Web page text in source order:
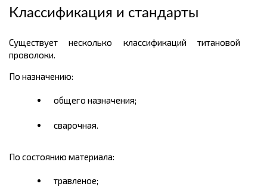
Классификация и стандарты
Существует несколько классификаций титановой
проволоки.
По назначению:
общего назначения;
сварочная.
По состоянию материала:
травленое;